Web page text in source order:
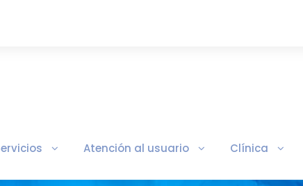
Atención al usuario Clínica